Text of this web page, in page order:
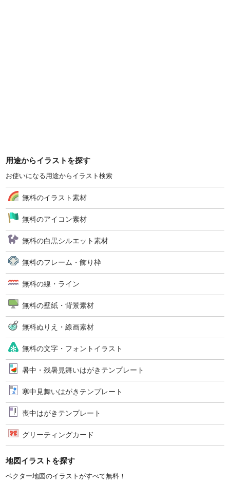
用途からイラストを探す
お使いになる用途からイラスト検索
無料のイラスト素材
無料のアイコン素材
無料の白黒シルエット素材
無料のフレーム・飾り枠
無料の線・ライン
無料の壁紙・背景素材
無料ぬりえ・線画素材
無料の文字・フォントイラスト
暑中・残暑見舞いはがきテンプレート
寒中見舞いはがきテンプレート
喪中はがきテンプレート
グリーティングカード
地図イラストを探す
ベクター地図のイラストがすべて無料！